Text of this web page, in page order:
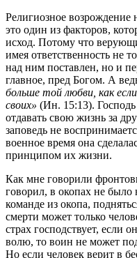
Религиозное
это один из факторов,
исход. Потому что
имея ответственность не
над ним поставлен, но и
главное, пред Богом. А
больше той любви, как
своих» (Ин. 15:13).
отдавать свою жизнь за
заповедь не
военное время она
принципом их жизни.
Как мне говорили
говорил, в окопах не
команде из окопа,
смерти может только
страх господствует, если
волю, то воин не может
Но если человек верит в